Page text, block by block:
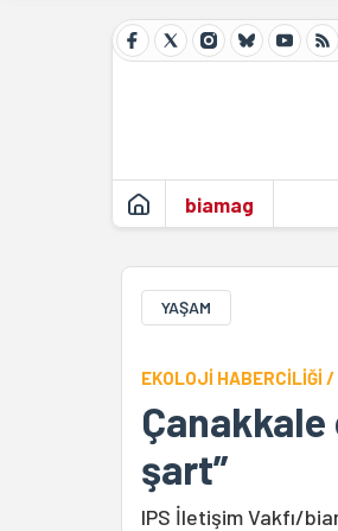
biamag
YAŞAM
EKOLOJİ HABERCİLİĞİ
şart”
IPS İletişim Vakfı/